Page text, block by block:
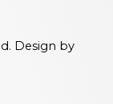
Design by